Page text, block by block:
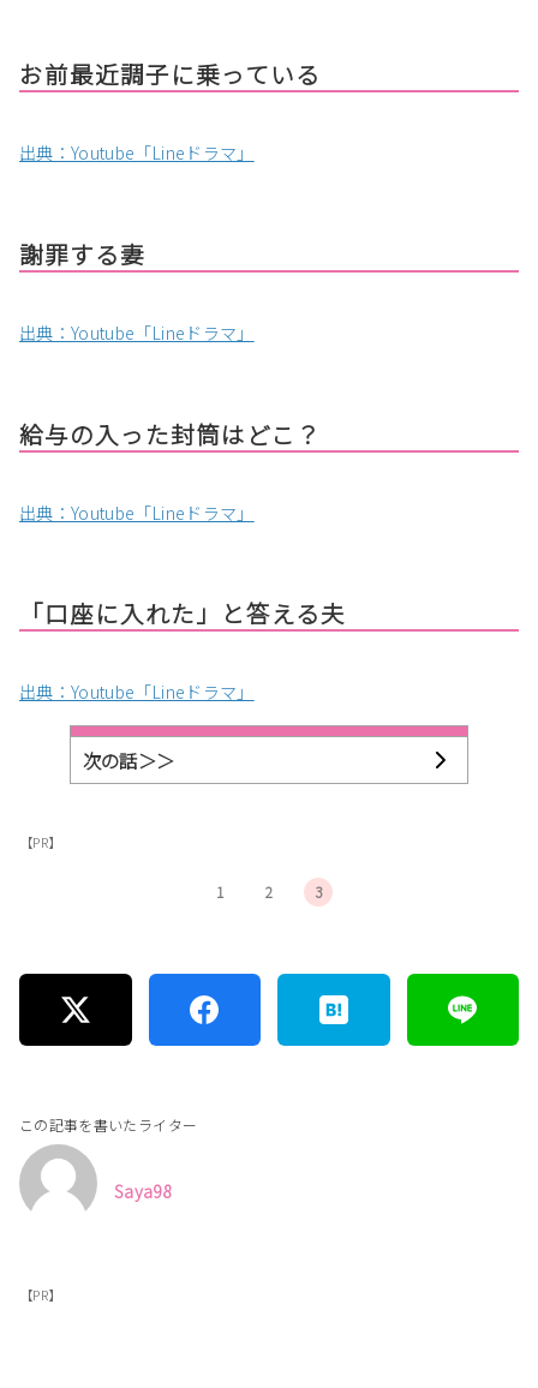
お前最近調子に乗っている
出典：Youtube「Lineドラマ」
謝罪する妻
出典：Youtube「Lineドラマ」
給与の入った封筒はどこ？
出典：Youtube「Lineドラマ」
「口座に入れた」と答える夫
出典：Youtube「Lineドラマ」
次の話＞＞
【PR】
1 2 3
この記事を書いたライター
Saya98
【PR】